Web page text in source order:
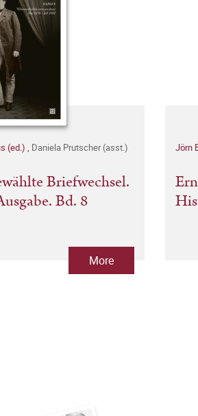
(ed.) , Daniela Prutscher (asst.)
Briefwechsel.
Bd. 8
More
Jörn